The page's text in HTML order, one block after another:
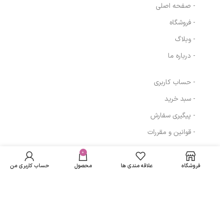
- صفحه اصلی
- فروشگاه
- وبلاگ
- درباره ما
- حساب کاربری
- سبد خرید
- پیگیری سفارش
- قوانین و مقررات
مسیرهای ارتباطی
هیدرودرم مدل
Normal Skin وزن
تومان
باشد فروشگاه علاقه مندی ها
0
محصول حساب کاربری من